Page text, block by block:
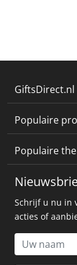
GiftsDirect.nl
Populaire
Populaire
Schrijf u nu in
acties of